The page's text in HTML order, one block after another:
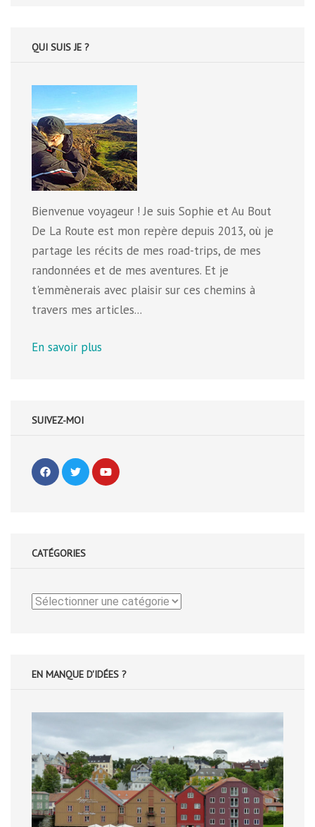
QUI SUIS JE ?
Bienvenue voyageur ! Je suis Sophie et Au Bout
De La Route est mon repère depuis 2013, où je
partage les récits de mes road-trips, de mes
randonnées et de mes aventures. Et je
t'emmènerais avec plaisir sur ces chemins à
travers mes articles...
En savoir plus
SUIVEZ-MOI
CATÉGORIES
Catégories
EN MANQUE D'IDÉES ?